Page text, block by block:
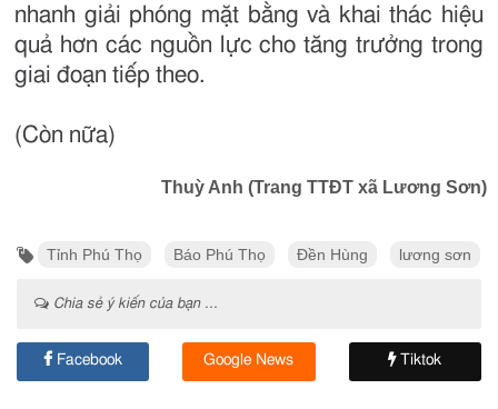
nhanh giải phóng mặt bằng và khai thác hiệu
quả hơn các nguồn lực cho tăng trưởng trong
giai đoạn tiếp theo.
(Còn nữa)
Thuỳ Anh (Trang TTĐT xã Lương Sơn)
Tỉnh Phú Thọ Báo Phú Thọ Đền Hùng lương sơn
Chia sẻ ý kiến của bạn ...
Facebook Google News Tiktok